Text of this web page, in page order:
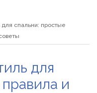
шкіри від
для спальни: простые
для
и